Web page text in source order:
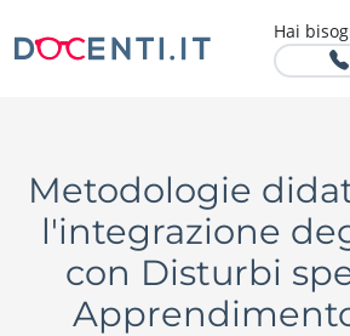
Hai
Metodologie
l'integrazione
con Disturbi